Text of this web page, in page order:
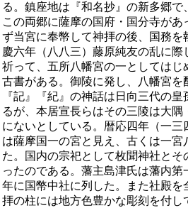
る。鎮座地は『和名抄』の新多郷で
この両郷に薩摩の国府・国分寺が
ず当宮に奉幣して神拝の後、国務を
慶六年（八八三）藤原純友の乱に際
祈って、五所八幡宮の一としてはじ
古書がある。御陵に発し、八幡宮を
『記』『紀』の神話は日向三代の
るが、本居宣長らはその三陵は大隅
にないとしている。暦応四年（一三
は薩摩国一の宮と見え、古くは一宮
た。国内の宗祀として枚聞神社とそ
ったのである。藩主島津氏は藩内第
年に国幣中社に列した。また社殿を
拝の柱には地方色豊かな彫刻を付し